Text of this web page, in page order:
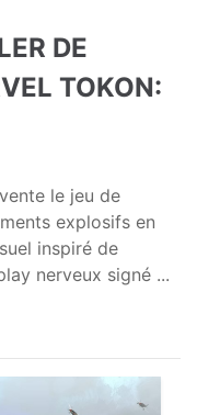
DE
TOKON:
le jeu de
explosifs en
inspiré de
nerveux signé ...